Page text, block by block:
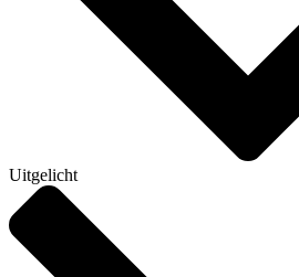
Uitgelicht